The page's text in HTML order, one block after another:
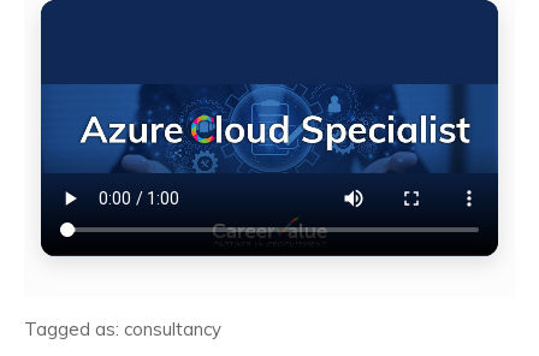
Tagged as: consultancy